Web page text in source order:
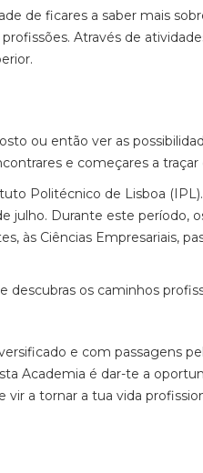
de ficares a saber mais
Através de
ou então ver as
e começares a
Politécnico de Lisboa
julho. Durante este período,
às Ciências Empresariais,
descubras os caminhos
e com passagens
Academia é dar-te a
a tornar a tua vida